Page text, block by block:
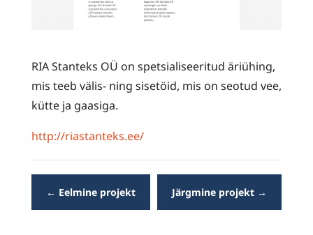
RIA Stanteks OÜ on spetsialiseeritud äriühing,
mis teeb välis- ning sisetöid, mis on seotud vee,
kütte ja gaasiga.
http://riastanteks.ee/
← Eelmine projekt Järgmine projekt →